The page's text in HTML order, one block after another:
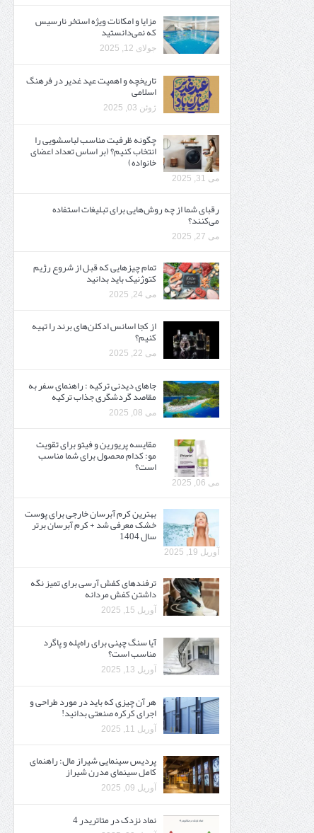
مزایا و امکانات ویژه استخر نارسیس
که نمی‌دانستید
جولای 12, 2025
تاریخچه و اهمیت عید غدیر در فرهنگ
اسلامی
ژوئن 03, 2025
چگونه ظرفیت مناسب لباسشویی را
انتخاب کنیم؟ (بر اساس تعداد اعضای
خانواده)
می 31, 2025
رقبای شما از چه روش‌هایی برای تبلیغات استفاده
می‌کنند؟
می 27, 2025
تمام چیزهایی که قبل از شروع رژیم
کتوژنیک باید بدانید‎
می 24, 2025
از کجا اسانس ادکلن‌های برند را تهیه
کنیم؟
می 22, 2025
جاهای دیدنی ترکیه : راهنمای سفر به
مقاصد گردشگری جذاب ترکیه
می 08, 2025
مقایسه پریورین و فیتو برای تقویت
مو: کدام محصول برای شما مناسب
است؟
می 06, 2025
بهترین کرم آبرسان خارجی برای پوست
خشک معرفی شد + کرم آبرسان برتر
سال 1404
آوریل 19, 2025
ترفندهای کفش آرسی برای تمیز نگه
داشتن کفش مردانه
آوریل 15, 2025
آیا سنگ چینی برای راه‌پله و پاگرد
مناسب است؟
آوریل 13, 2025
هر آن چیزی که باید در مورد طراحی و
اجرای کرکره صنعتی بدانید!
آوریل 11, 2025
پردیس سینمایی شیراز مال: راهنمای
کامل سینمای مدرن شیراز
آوریل 09, 2025
نماد نزدک در متاتریدر 4